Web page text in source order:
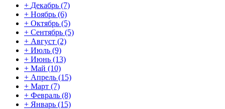
+ Декабрь (7)
+ Ноябрь (6)
+ Октябрь (5)
+ Сентябрь (5)
+ Август (2)
+ Июль (9)
+ Июнь (13)
+ Май (10)
+ Апрель (15)
+ Март (7)
+ Февраль (8)
+ Январь (15)